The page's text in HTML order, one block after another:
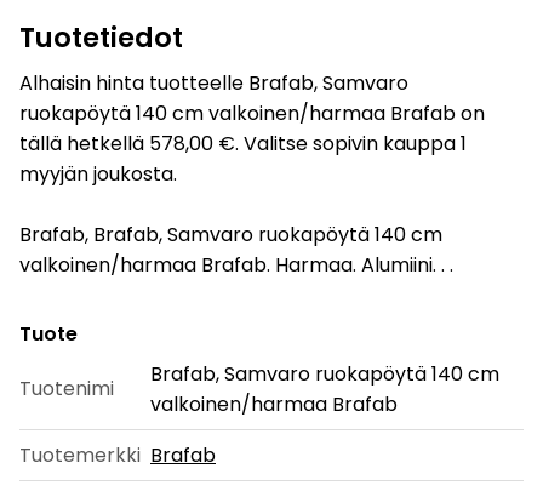
Tuotetiedot
Alhaisin hinta tuotteelle Brafab, Samvaro
ruokapöytä 140 cm valkoinen/harmaa Brafab on
tällä hetkellä 578,00 €. Valitse sopivin kauppa 1
myyjän joukosta.
Brafab, Brafab, Samvaro ruokapöytä 140 cm
valkoinen/harmaa Brafab. Harmaa. Alumiini. . .
Tuote
Tuotenimi
Brafab, Samvaro ruokapöytä 140 cm
valkoinen/harmaa Brafab
Tuotemerkki Brafab